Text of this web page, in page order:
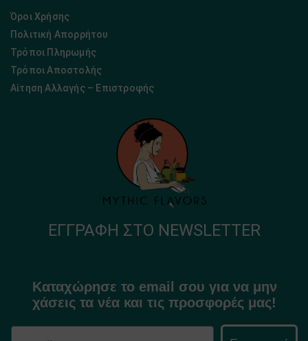
Όροι Χρήσης
Πολιτική Απορρήτου
Τρόποι Πληρωμής
Τρόποι Αποστολής
Αίτηση Αλλαγής – Επιστροφής
ΕΓΓΡΑΦΉ ΣΤΟ NEWSLETTER
Καταχώρησε το email σου για να μην
χάσεις τα νέα και τις προσφορές μας!